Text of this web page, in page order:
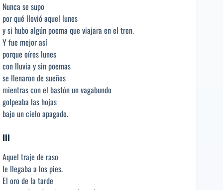
Nunca se supo
por qué llovió aquel lunes
y si hubo algún poema que viajara en el tren.
Y fue mejor así
porque oíros lunes
con lluvia y sin poemas
se llenaron de sueños
mientras con el bastón un vagabundo
golpeaba las hojas
bajo un cielo apagado.
III
Aquel traje de raso
le llegaba a los pies.
El oro de la tarde